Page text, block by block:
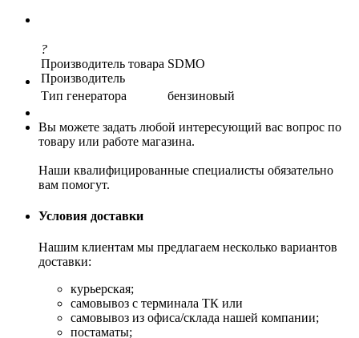
?
Производитель товара
Производитель
SDMO
Тип генератора бензиновый
Вы можете задать любой интересующий вас вопрос по
товару или работе магазина.
Наши квалифицированные специалисты обязательно
вам помогут.
Условия доставки
Нашим клиентам мы предлагаем несколько вариантов
доставки:
курьерская;
самовывоз с терминала ТК или
самовывоз из офиса/склада нашей компании;
постаматы;